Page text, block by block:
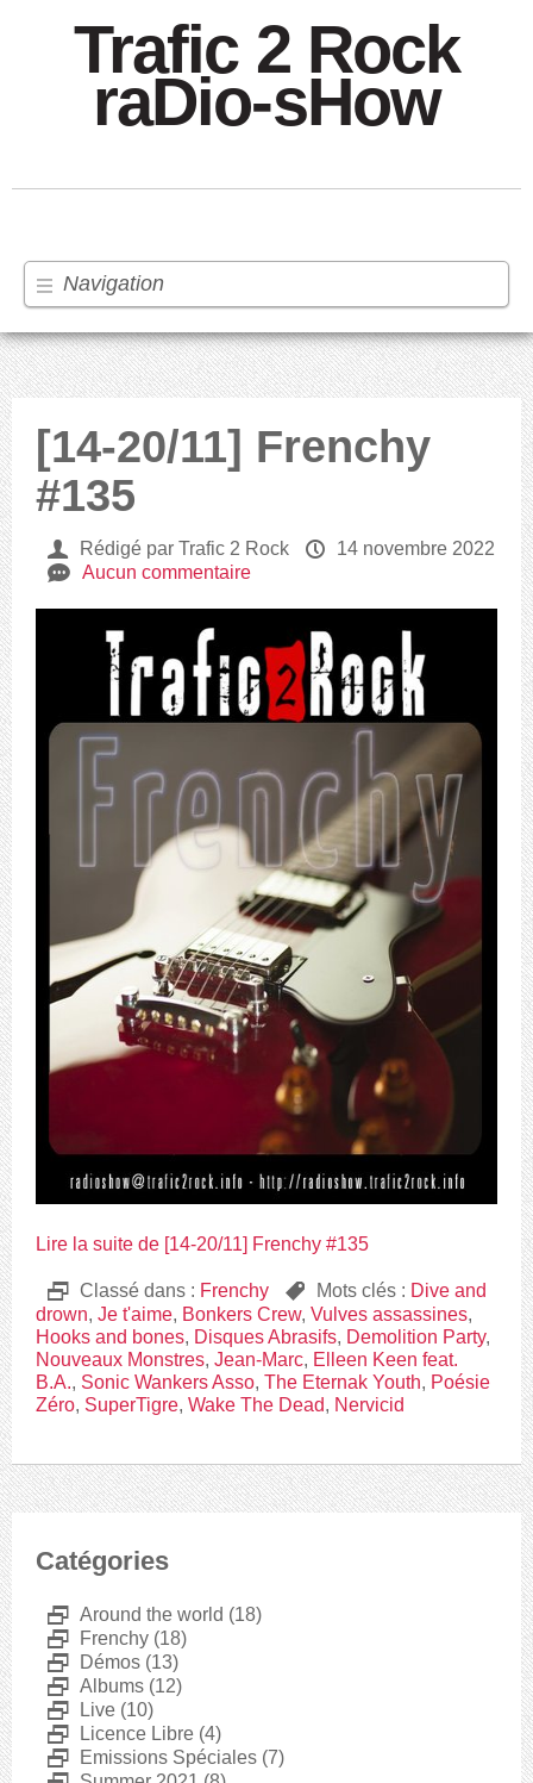
Trafic 2 Rock
raDio-sHow
Navigation
[14-20/11] Frenchy
#135
U Rédigé par Trafic 2 Rock P 14 novembre 2022
e Aucun commentaire
Lire la suite de [14-20/11] Frenchy #135
D Classé dans : Frenchy , Mots clés : Dive and
drown, Je t'aime, Bonkers Crew, Vulves assassines,
Hooks and bones, Disques Abrasifs, Demolition Party,
Nouveaux Monstres, Jean-Marc, Elleen Keen feat.
B.A., Sonic Wankers Asso, The Eternak Youth, Poésie
Zéro, SuperTigre, Wake The Dead, Nervicid
Catégories
D Around the world (18)
D Frenchy (18)
D Démos (13)
D Albums (12)
D Live (10)
D Licence Libre (4)
D Emissions Spéciales (7)